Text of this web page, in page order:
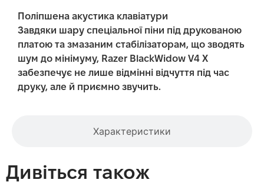
Характеристики
Поліпшена акустика клавіатури
Завдяки шару спеціальної піни під друкованою
платою та змазаним стабілізаторам, що зводять
шум до мінімуму, Razer BlackWidow V4 X
забезпечує не лише відмінні відчуття під час
друку, але й приємно звучить.
Дивіться також